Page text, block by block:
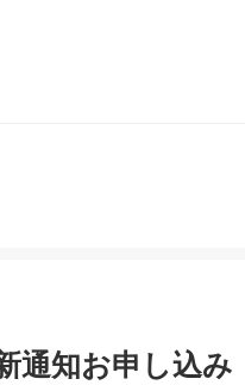
通知お申し込み